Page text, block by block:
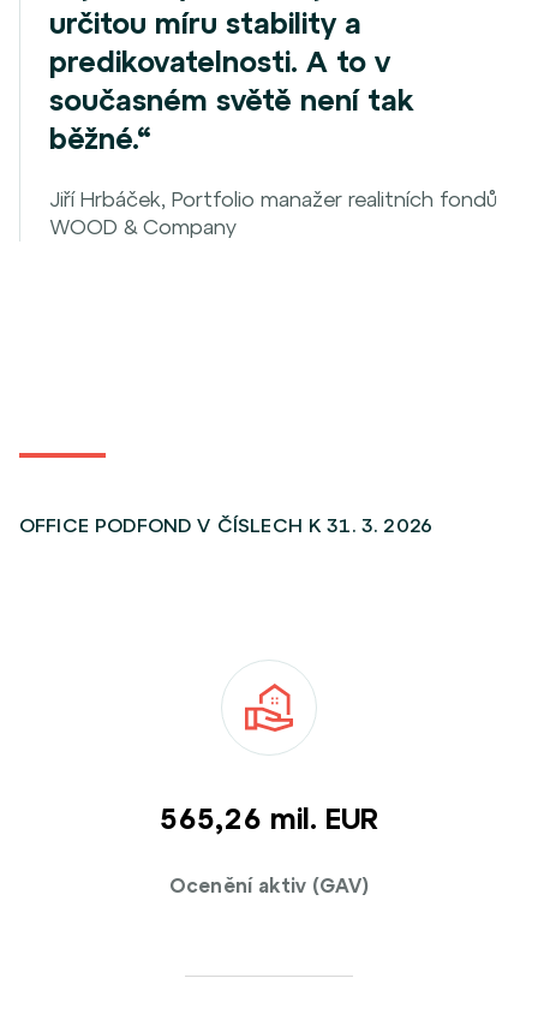
určitou míru stability a
predikovatelnosti. A to v
současném světě není tak
běžné.“
Jiří Hrbáček, Portfolio manažer realitních fondů
WOOD & Company
OFFICE PODFOND V ČÍSLECH K 31. 3. 2026
565,39 mil. EUR
Ocenění aktiv (GAV)